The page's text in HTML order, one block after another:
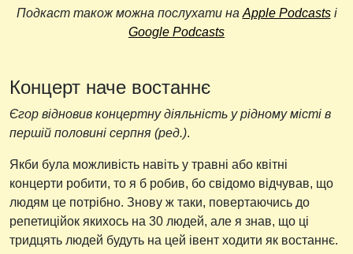
Подкаст також можна послухати на Apple Podcastsi
Google Podcasts
Концерт наче востаннє
Єгор відновив концертну діяльність у рідному місті в
першій половині серпня (ред.).
Якби була можливість навіть у травні або квітні
концерти робити, то я б робив, бо свідомо відчував, що
людям це потрібно. Знову ж таки, повертаючись до
репетиційок якихось на 30 людей, але я знав, що ці
тридцять людей будуть на цей івент ходити як востаннє.